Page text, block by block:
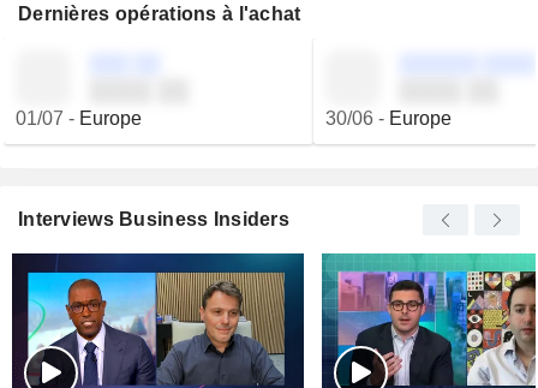
Dernières opérations à l'achat
01/07 - Europe 30/06- Europe
Interviews Business Insiders